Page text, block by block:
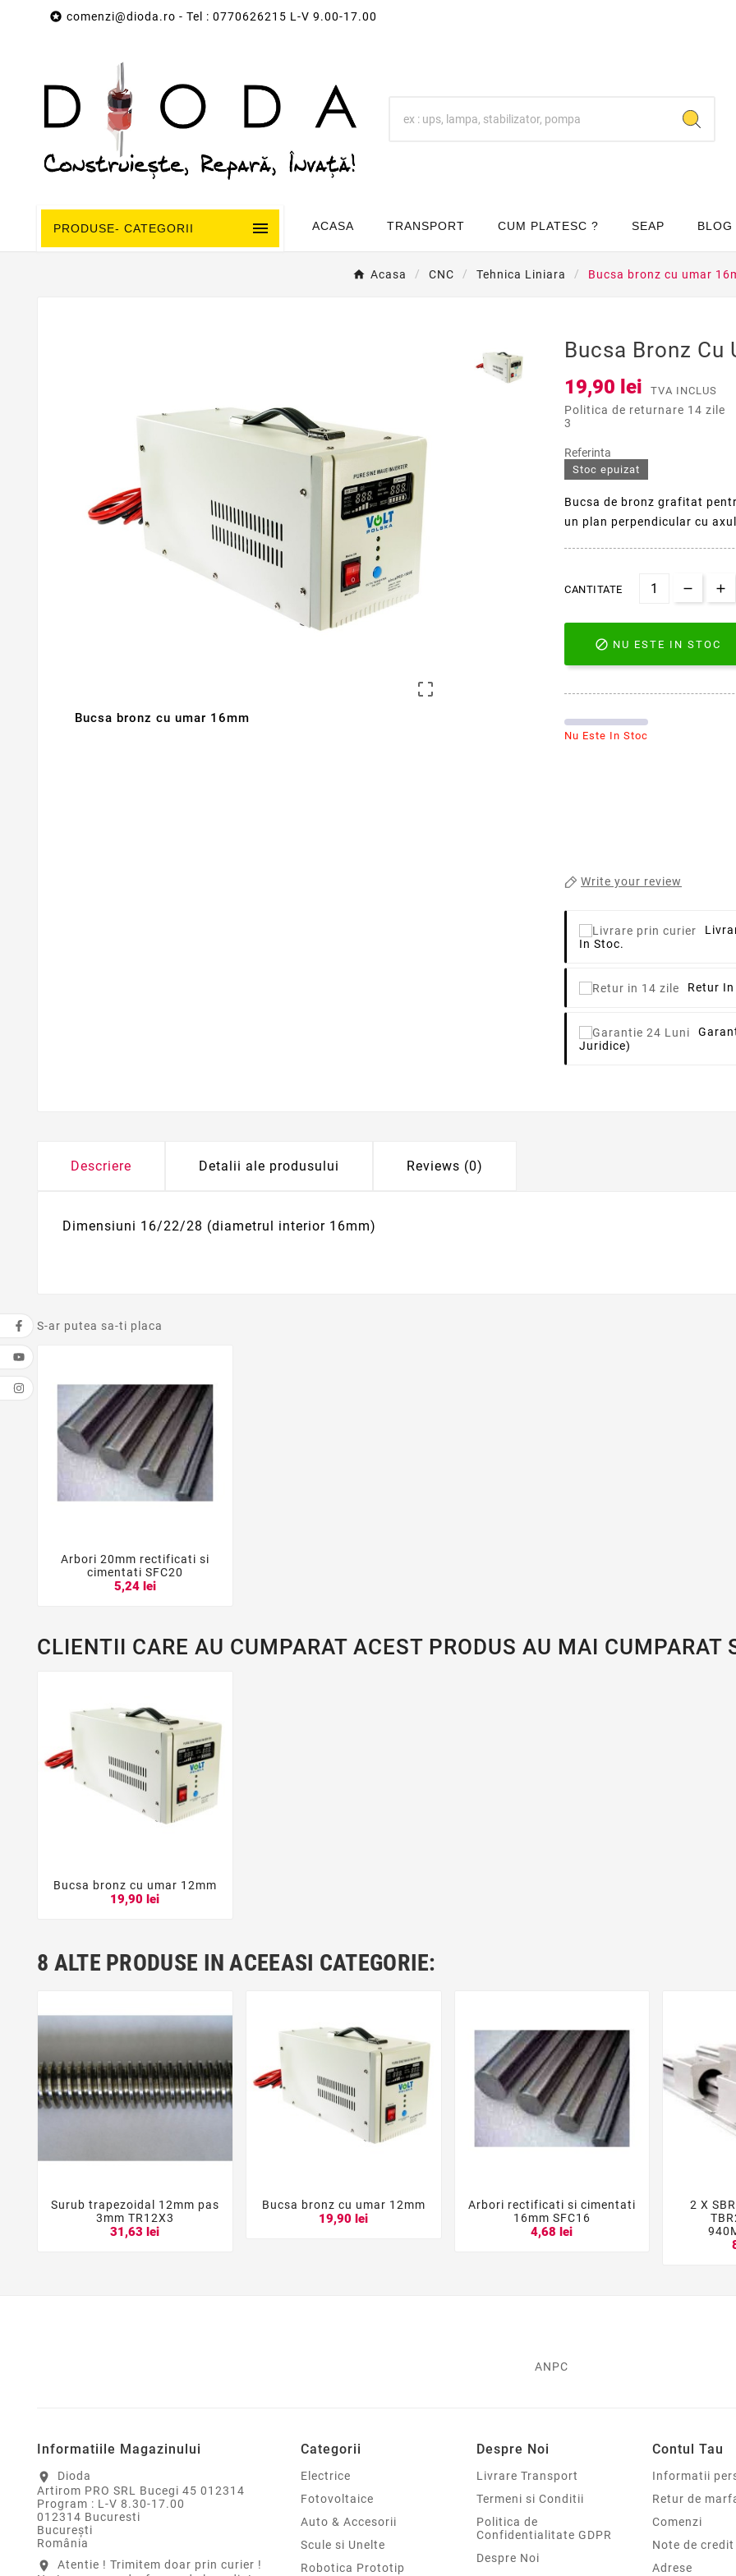
 comenzi@dioda.ro - Tel : 0770626215 L-V 9.00-17.00
PRODUSE- CATEGORII  ACASA TRANSPORT CUM PLATESC ? SEAP BLOG
Acasa CNC Tehnica Liniara Bucsa bronz cu umar

Bucsa bronz cu umar 16mm
Bucsa Bronz Cu
19,90 lei TVA INCLUS
Politica de returnare 14 zile
3
Referinta
Stoc epuizat
Bucsa de bronz grafitat
un plan perpendicular cu
CANTITATE
 NU ESTE IN STOC
Nu Este In Stoc
Write your review
In Stoc.
Retur
Juridice)
Descriere Detalii ale produsului Reviews (0)
Dimensiuni 16/22/28 (diametrul interior 16mm)
S-ar putea sa-ti placa
  
Arbori 20mm rectificati si
cimentati SFC20
5,24 lei
CLIENTII CARE AU CUMPARAT ACEST PRODUS AU MAI CUMPARAT

Bucsa bronz cu umar 12mm
19,90 lei
8 ALTE PRODUSE IN ACEEASI CATEGORIE:
  
Surub trapezoidal 12mm pas
3mm TR12X3
31,63 lei

Bucsa bronz cu umar 12mm
19,90 lei   
Arbori rectificati si cimentati
16mm SFC16
4,68 lei

2 X
ANPC
Informatiile Magazinului
location_on
Dioda
Artirom PRO SRL Bucegi 45 012314
Program : L-V 8.30-17.00
012314 Bucuresti
Bucureşti
România
location_on
Atentie ! Trimitem doar prin curier !
Categorii
Electrice
Fotovoltaice
Auto & Accesorii
Scule si Unelte
Robotica Prototip
Despre Noi
Livrare Transport
Termeni si Conditii
Politica de
Confidentialitate GDPR
Despre Noi
Contul Tau
Informatii
Retur de
Comenzi
Note de credit
Adrese